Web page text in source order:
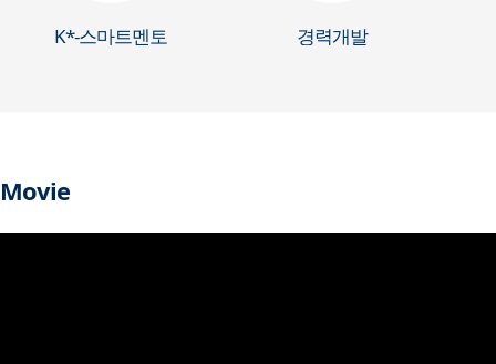
K*-스마트멘토 경력개발
Movie